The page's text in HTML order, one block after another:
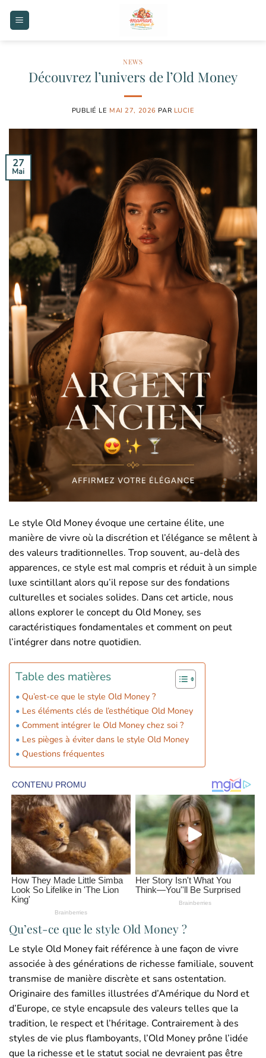
NEWS
Découvrez l’univers de l’Old Money
PUBLIÉ LE MAI 27, 2026 PAR LUCIE
27
Mai
Le style Old Money évoque une certaine élite, une
manière de vivre où la discrétion et l’élégance se mêlent à
des valeurs traditionnelles. Trop souvent, au-delà des
apparences, ce style est mal compris et réduit à un simple
luxe scintillant alors qu’il repose sur des fondations
culturelles et sociales solides. Dans cet article, nous
allons explorer le concept du Old Money, ses
caractéristiques fondamentales et comment on peut
l’intégrer dans notre quotidien.
Table des matières
Qu’est-ce que le style Old Money ?
Les éléments clés de l’esthétique Old Money
Comment intégrer le Old Money chez soi ?
Les pièges à éviter dans le style Old Money
Questions fréquentes
Qu’est-ce que le style Old Money ?
Le style Old Money fait référence à une façon de vivre
associée à des générations de richesse familiale, souvent
transmise de manière discrète et sans ostentation.
Originaire des familles illustrées d’Amérique du Nord et
d’Europe, ce style encapsule des valeurs telles que la
tradition, le respect et l’héritage. Contrairement à des
styles de vie plus flamboyants, l’Old Money prône l’idée
que la richesse et le statut social ne devraient pas être